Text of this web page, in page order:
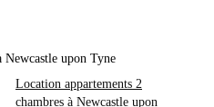
Newcastle upon Tyne
Location appartements 2
chambres à Newcastle upon